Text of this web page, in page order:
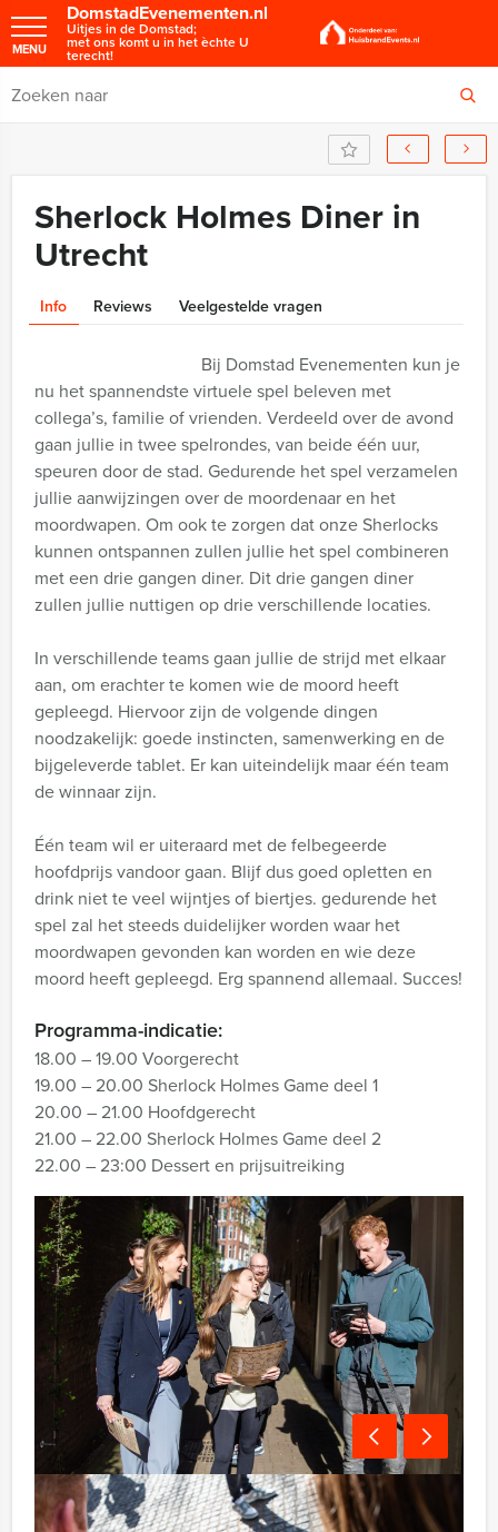
DomstadEvenementen.nl
Uitjes in de Domstad;
met ons komt u in het èchte U
terecht!
MENU
Sherlock Holmes Diner in
Utrecht
Info Reviews Veelgestelde vragen
Bij Domstad Evenementen kun je
nu het spannendste virtuele spel beleven met
collega’s, familie of vrienden. Verdeeld over de avond
gaan jullie in twee spelrondes, van beide één uur,
speuren door de stad. Gedurende het spel verzamelen
jullie aanwijzingen over de moordenaar en het
moordwapen. Om ook te zorgen dat onze Sherlocks
kunnen ontspannen zullen jullie het spel combineren
met een drie gangen diner. Dit drie gangen diner
zullen jullie nuttigen op drie verschillende locaties.
In verschillende teams gaan jullie de strijd met elkaar
aan, om erachter te komen wie de moord heeft
gepleegd. Hiervoor zijn de volgende dingen
noodzakelijk: goede instincten, samenwerking en de
bijgeleverde tablet. Er kan uiteindelijk maar één team
de winnaar zijn.
Één team wil er uiteraard met de felbegeerde
hoofdprijs vandoor gaan. Blijf dus goed opletten en
drink niet te veel wijntjes of biertjes. gedurende het
spel zal het steeds duidelijker worden waar het
moordwapen gevonden kan worden en wie deze
moord heeft gepleegd. Erg spannend allemaal. Succes!
Programma-indicatie:
18.00 – 19.00 Voorgerecht
19.00 – 20.00 Sherlock Holmes Game deel 1
20.00 – 21.00 Hoofdgerecht
21.00 – 22.00 Sherlock Holmes Game deel 2
22.00 – 23:00 Dessert en prijsuitreiking
Inclusief: